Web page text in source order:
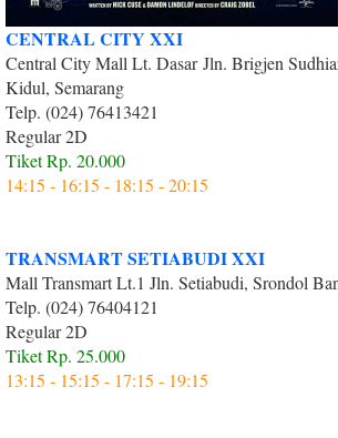
CENTRAL CITY XXI
Central City Mall Lt. Dasar Jln. Brigjen
Kidul, Semarang
Telp. (024) 76413421
Regular 2D
Tiket Rp. 20.000
14:15 - 16:15 - 18:15 - 20:15
TRANSMART SETIABUDI XXI
Mall Transmart Lt.1 Jln. Setiabudi, Srondol
Telp. (024) 76404121
Regular 2D
Tiket Rp. 25.000
13:15 - 15:15 - 17:15 - 19:15